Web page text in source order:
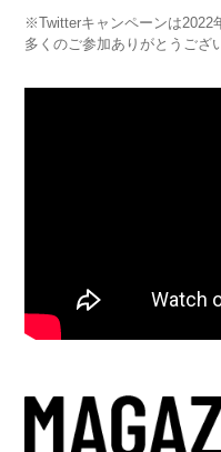
※Twitterキャンペーンは2022
多くのご参加ありがとうござ